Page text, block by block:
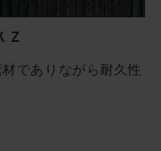
Ｚ
でありながら耐久性